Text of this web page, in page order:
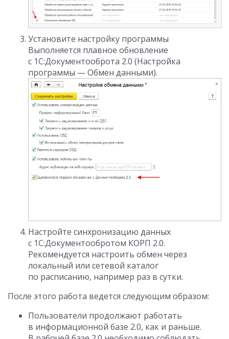
Установите настройку программы
Выполняется плавное обновление
с 1С:Документооброта 2.0 (Настройка
программы — Обмен данными).
Настройте синхронизацию данных
с 1С:Документообротом КОРП 2.0.
Рекомендуется настроить обмен через
локальный или сетевой каталог
по расписанию, например раз в сутки.
После этого работа ведется следующим образом:
Пользователи продолжают работать
в информационной базе 2.0, как и раньше.